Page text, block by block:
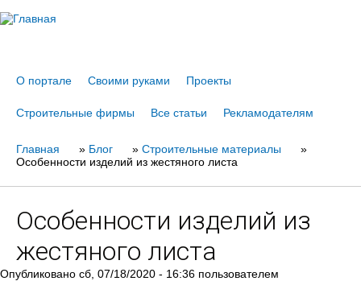
О портале Своими руками Проекты
Строительные фирмы Все статьи Рекламодателям
Вы
Главная » Блог » Строительные материалы
»
Особенности изделий из жестяного листа
Особенности изделий из
жестяного листа
Опубликовано сб, 07/18/2020 - 16:36 пользователем